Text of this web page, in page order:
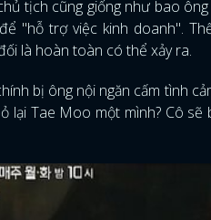
tịch cũng giống như bao
"hỗ trợ việc kinh doanh".
là hoàn toàn có thể xảy ra.
bị ông nội ngăn cấm tình
lại Tae Moo một mình? Cô